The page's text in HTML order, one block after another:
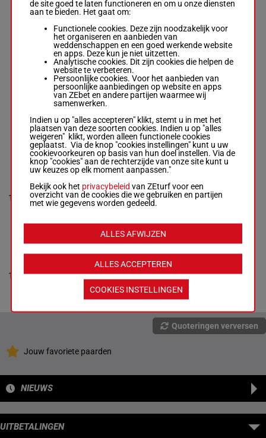
HIGH
PRECISION
Natika Riordan-
Lewthwaite
M/9 -
52.5 kg
7p 3p 0p 5p
M/952.5
kg
7p 3p 0p
5p
8
Madi Derrick-
David Smith
Box: 2 -M/7 -54
8p 0p 9p
M/754 kg 8p 0p 9p2
10
LACIE ACE
Elisha
Whittington-
Helen Harding
Box: 11 -M/6 -
4p 9p 4p 7p 7p
M/654 kg
4p 9p 4p
7p 7p
11
11
NORTHERN IVY
R/854 kg
5p 6p
4
Quoteringen verversen
Jouw favoriete paarden
NIEUWS
UITBETALINGEN
de site goed te laten functioneren en om u onze diensten
aan te bieden. Het gaat om:
Functionele cookies. Deze zijn noodzakelijk voor
het organiseren en aanbieden van
weddenschappen en een goed werkende website
en apps. Deze kun je niet uitzetten.
Analytische cookies. Dit zijn cookies die helpen de
website te verbeteren.
Persoonlijke cookies. Voor het aanbieden van
persoonlijke aanbiedingen op website en apps
van ZEbet en andere partijen waarmee wij
samenwerken.
Indien u op "alles accepteren" klikt, stemt u in met het
plaatsen van deze soorten cookies. Indien u op "alles
weigeren" klikt, worden alleen functionele cookies
geplaatst. Via de knop "cookies instellingen" kunt u uw
cookievoorkeuren op basis van hun doel instellen. Via de
knop "cookies" aan de rechterzijde van onze site kunt u
uw keuzes op elk moment aanpassen."
Bekijk ook het privacybeleid van ZEturf voor een
overzicht van de cookies die we gebruiken en partijen
met wie gegevens worden gedeeld.
ALLES ACCEPTEREN
ALLES AFWIJZEN
COOKIES INSTELLINGEN